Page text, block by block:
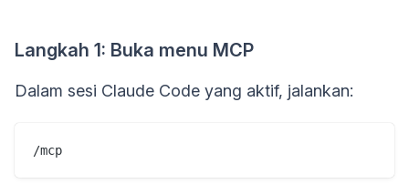
Langkah 1: Buka menu MCP
Dalam sesi Claude Code yang aktif, jalankan: